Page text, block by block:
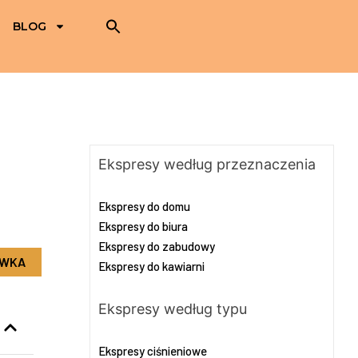
BLOG
Ekspresy według przeznaczenia
Ekspresy do domu
Ekspresy do biura
Ekspresy do zabudowy
Ekspresy do kawiarni
Ekspresy według typu
Ekspresy ciśnieniowe